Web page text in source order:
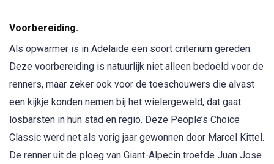
Voorbereiding.
Als opwarmer is in Adelaide een soort criterium gereden.
Deze voorbereiding is natuurlijk niet alleen bedoeld voor de
renners, maar zeker ook voor de toeschouwers die alvast
een kijkje konden nemen bij het wielergeweld, dat gaat
losbarsten in hun stad en regio. Deze People’s Choice
Classic werd net als vorig jaar gewonnen door Marcel Kittel.
De renner uit de ploeg van Giant-Alpecin troefde Juan Jose